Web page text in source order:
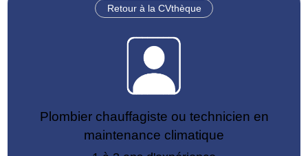
Retour à la CVthèque
Plombier chauffagiste ou technicien en
maintenance climatique